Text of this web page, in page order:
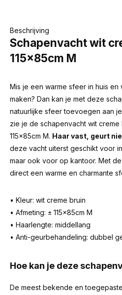
Beschrijving
Schapenvacht wit
115x85cm M
Mis je een warme sfeer in huis en
maken? Dan kan je met deze
natuurlijke sfeer toevoegen aan
zie je de schapenvacht wit creme
115x85cm M. Haar vast, geurt
deze vacht uiterst geschikt voor
maar ook voor op kantoor. Met
direct een warme en charmante
• Kleur: wit creme bruin
• Afmeting: ± 115x85cm M
• Haarlengte: middellang
• Anti-geurbehandeling: dubbel
Hoe kan je deze
De meest bekende en